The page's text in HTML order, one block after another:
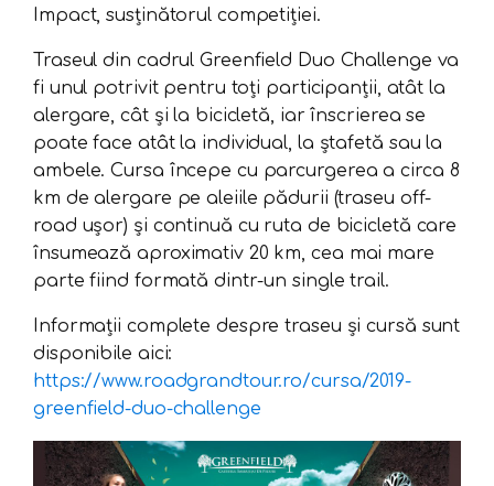
Impact, susținătorul competiției.
Traseul din cadrul Greenfield Duo Challenge va
fi unul potrivit pentru toți participanții, atât la
alergare, cât și la bicicletă, iar înscrierea se
poate face atât la individual, la ștafetă sau la
ambele. Cursa începe cu parcurgerea a circa 8
km de alergare pe aleiile pădurii (traseu off-
road ușor) și continuă cu ruta de bicicletă care
însumează aproximativ 20 km, cea mai mare
parte fiind formată dintr-un single trail.
Informații complete despre traseu și cursă sunt
disponibile aici:
https://www.roadgrandtour.ro/cursa/2019-
greenfield-duo-challenge